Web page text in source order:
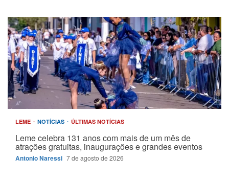
LEME NOTÍCIAS ÚLTIMAS NOTÍCIAS
Leme celebra 131 anos com mais de um mês de
atrações gratuitas, inaugurações e grandes eventos
Antonio Naressi 7 de agosto de 2026